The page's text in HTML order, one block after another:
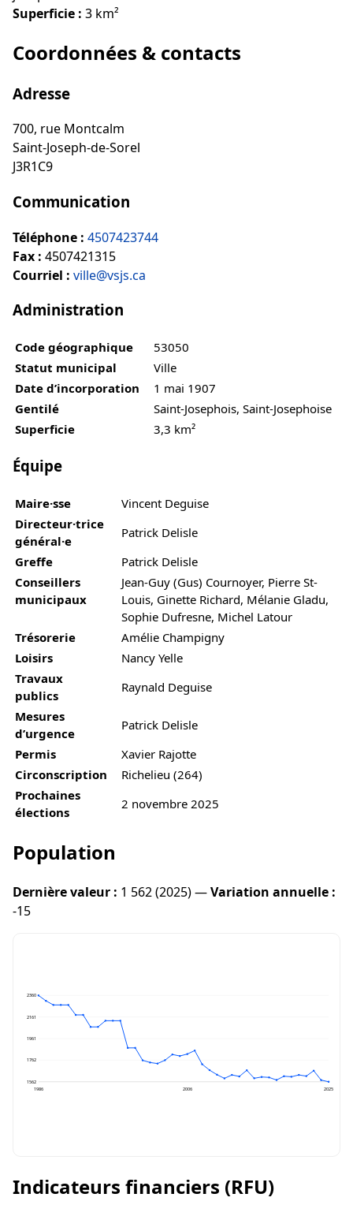
Superficie : 3 km²
Coordonnées & contacts
Adresse
700, rue Montcalm
Saint-Joseph-de-Sorel
J3R1C9
Communication
Téléphone : 4507423744
Fax : 4507421315
Courriel : ville@vsjs.ca
Administration
Code géographique
53050
Statut municipal
Ville
Date d’incorporation
1 mai 1907
Gentilé
Saint-Josephois, Saint-Josephoise
Superficie
3,3 km²
Équipe
Maire·sse
Vincent Deguise
Directeur·trice
général·e
Patrick Delisle
Greffe
Patrick Delisle
Conseillers
municipaux
Jean-Guy (Gus) Cournoyer, Pierre St-
Louis, Ginette Richard, Mélanie Gladu,
Sophie Dufresne, Michel Latour
Trésorerie
Amélie Champigny
Loisirs
Nancy Yelle
Travaux
publics
Raynald Deguise
Mesures
d’urgence
Patrick Delisle
Permis
Xavier Rajotte
Circonscription
Richelieu (264)
Prochaines
élections
2 novembre 2025
Population
Dernière valeur : 1 562 (2025) —Variation annuelle :
-15
2360
2161
1961
1762
1562
1986
2006 2025
Indicateurs financiers (RFU)